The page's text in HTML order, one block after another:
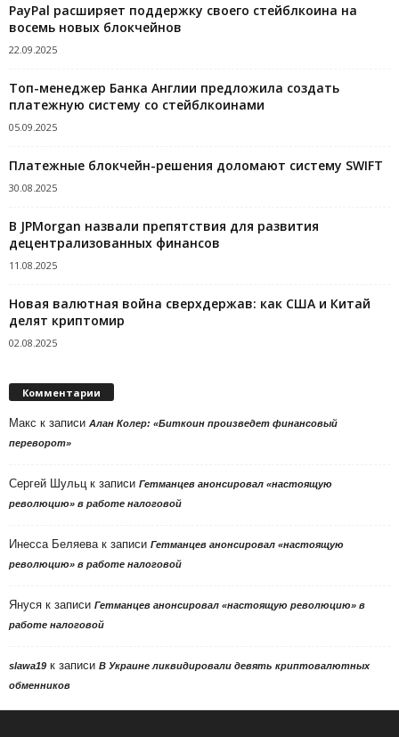
PayPal расширяет поддержку своего стейблкоина на
восемь новых блокчейнов
22.09.2025
Топ-менеджер Банка Англии предложила создать
платежную систему со стейблкоинами
05.09.2025
Платежные блокчейн-решения доломают систему SWIFT
30.08.2025
В JPMorgan назвали препятствия для развития
децентрализованных финансов
11.08.2025
Новая валютная война сверхдержав: как США и Китай
делят криптомир
02.08.2025
Комментарии
Макс к записи Алан Колер: «Биткоин произведет финансовый
переворот»
Сергей Шульц к записи Гетманцев анонсировал «настоящую
революцию» в работе налоговой
Инесса Беляева к записи Гетманцев анонсировал «настоящую
революцию» в работе налоговой
Януся к записи Гетманцев анонсировал «настоящую революцию» в
работе налоговой
slawa19 к записи В Украине ликвидировали девять криптовалютных
обменников